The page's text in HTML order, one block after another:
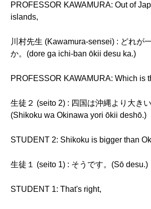
PROFESSOR KAWAMURA: Out of
islands,
川村先生 (Kawamura-sensei) : どれが
か。(dore ga ichi-ban ōkii desu ka.)
PROFESSOR KAWAMURA: Which is
生徒２ (seito 2) : 四国は沖縄より大きい
(Shikoku wa Okinawa yori ōkii deshō.)
STUDENT 2: Shikoku is bigger than
生徒１ (seito 1) : そうです。(Sō desu.)
STUDENT 1: That's right,